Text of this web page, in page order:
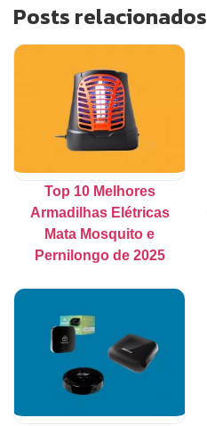
Posts relacionados
Top 10 Melhores
Armadilhas Elétricas
Mata Mosquito e
Pernilongo de 2025